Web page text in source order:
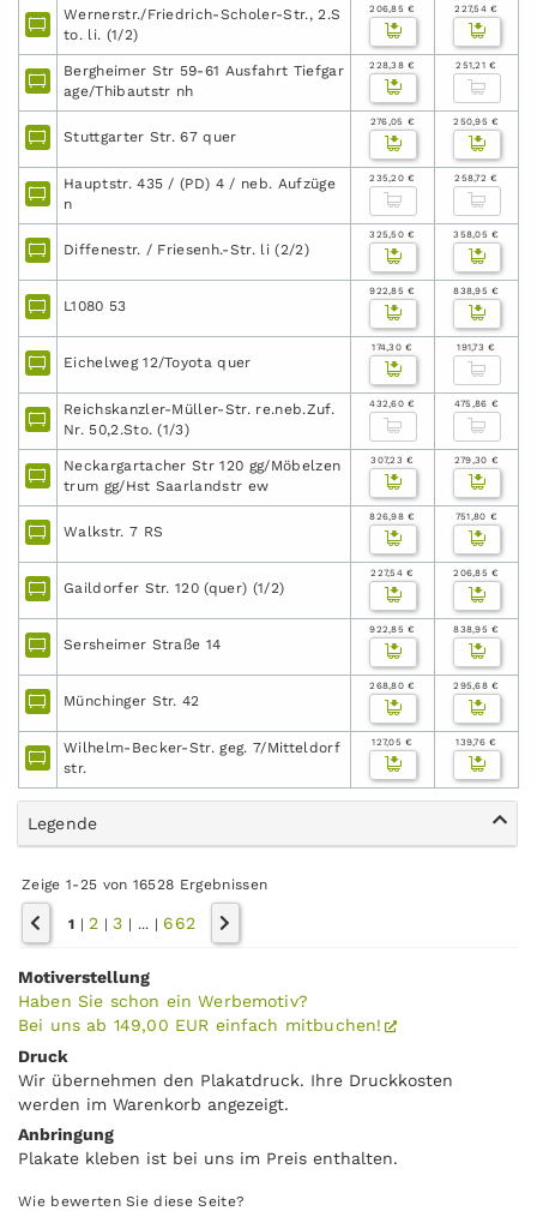
Wernerstr./Friedrich-Scholer-Str., 2.S
to. li. (1/2)
206,85 € 227,54 €
Bergheimer Str 59-61 Ausfahrt Tiefgar
age/Thibautstr nh
228,38 € 251,21 €
Stuttgarter Str. 67 quer
276,05 € 250,95 €
Hauptstr. 435 / (PD) 4 / neb. Aufzüge
n
235,20 € 258,72 €
Diffenestr. / Friesenh.-Str. li (2/2)
325,50 € 358,05 €
L1080 53
922,85 € 838,95 €
Eichelweg 12/Toyota quer
174,30 € 191,73 €
Reichskanzler-Müller-Str. re.neb.Zuf.
Nr. 50,2.Sto. (1/3)
432,60 € 475,86 €
Neckargartacher Str 120 gg/Möbelzen
trum gg/Hst Saarlandstr ew
307,23 € 279,30 €
Walkstr. 7 RS
826,98 € 751,80 €
Gaildorfer Str. 120 (quer) (1/2)
227,54 € 206,85 €
Sersheimer Straße 14
922,85 € 838,95 €
Münchinger Str. 42
268,80 € 295,68 €
Wilhelm-Becker-Str. geg. 7/Mitteldorf
str.
127,05 € 139,76 €
Legende
Zeige 1-25 von 16528 Ergebnissen
1 | 2 |3 | ... | 662
Motiverstellung
Haben Sie schon ein Werbemotiv?
Bei uns ab 149,00 EUR einfach mitbuchen!
Druck
Wir übernehmen den Plakatdruck. Ihre Druckkosten
werden im Warenkorb angezeigt.
Anbringung
Plakate kleben ist bei uns im Preis enthalten.
Wie bewerten Sie diese Seite?